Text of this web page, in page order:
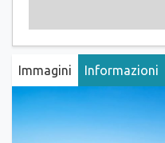
Immagini Informazioni